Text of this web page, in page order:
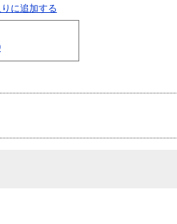
に追加する